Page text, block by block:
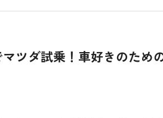
ツダ試乗！車好きのため